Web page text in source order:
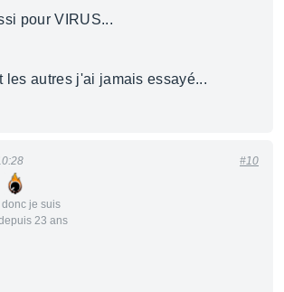
pour VIRUS...
les autres j'ai jamais essayé...
je suis
23 ans
#10